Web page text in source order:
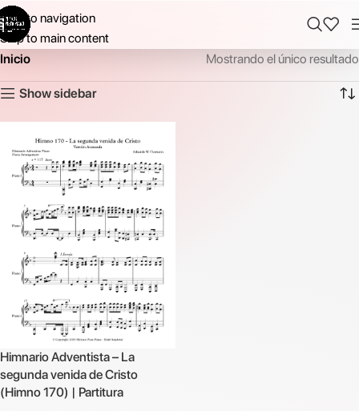
Skip to navigation
Skip to main content
Inicio
Mostrando el único resultado
Show sidebar
Himnario Adventista – La
segunda venida de Cristo
(Himno 170) | Partitura